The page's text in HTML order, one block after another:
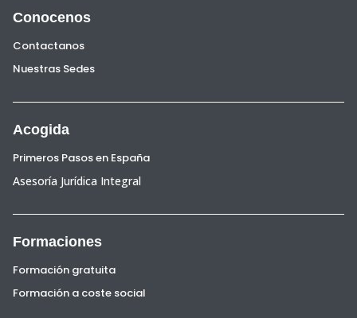
Conocenos
Contactanos
Nuestras Sedes
Acogida
Primeros Pasos en España
Asesoría Jurídica Integral
Formaciones
Formación gratuita
Formación a coste social